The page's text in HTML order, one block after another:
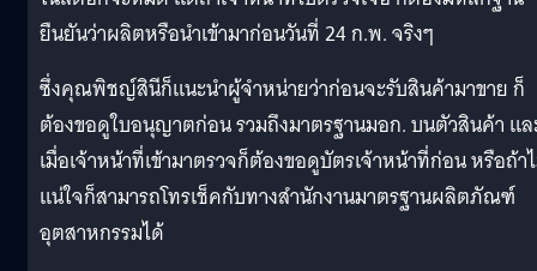
ยืนยันว่าผลิตหรือนำเข้ามาก่อนวันที่ 24 ก.พ. จริงๆ
ซึ่งคุณพิชญ์สินีก็แนะนำผู้จำหน่ายว่าก่อนจะรับสินค้ามาขาย ก็
ต้องขอดูใบอนุญาตก่อน รวมถึงมาตรฐานมอก. บนตัวสินค้า แ
เมื่อเจ้าหน้าที่เข้ามาตรวจก็ต้องขอดูบัตรเจ้าหน้าที่ก่อน หรือถ้า
แน่ใจก็สามารถโทรเช็คกับทางสำนักงานมาตรฐานผลิตภัณฑ์
อุตสาหกรรมได้